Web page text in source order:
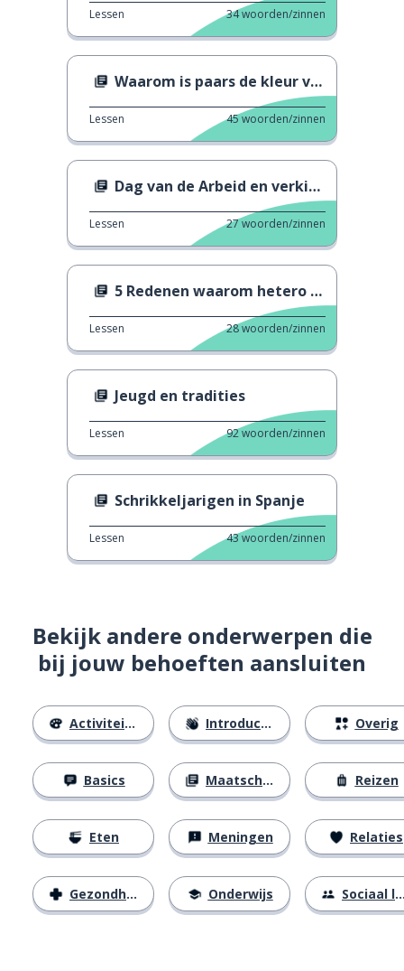
Lessen 34woorden/zinnen
Waarom is paars de kleur van de feministes
Lessen 45woorden/zinnen
Dag van de Arbeid en verkiezingen
Lessen 27woorden/zinnen
5 Redenen waarom hetero Pride niet bestaat
Lessen 28woorden/zinnen
Jeugd en tradities
Lessen 92woorden/zinnen
Schrikkeljarigen in Spanje
Lessen 43woorden/zinnen
Bekijk andere onderwerpen die
bij jouw behoeften aansluiten
Activiteiten
Basics
Eten
Gezondheid
Introducties
Maatschappij
Meningen
Onderwijs
Overig
Reizen
Relaties
Sociaal leven